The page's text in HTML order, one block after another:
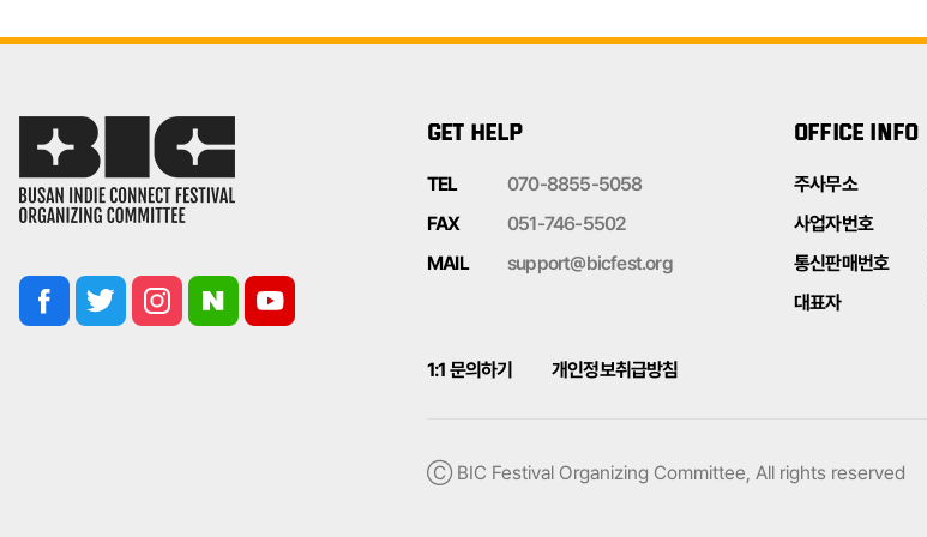
GET HELP
TEL
070-8855-5058
FAX
051-746-5502
MAIL
support@bicfest.org
1:1 문의하기 개인정보취급방침
OFFICE INFO
주사무소
사업자번호
통신판매번호
대표자
Ⓒ BIC Festival Organizing Committee, All rights reserved